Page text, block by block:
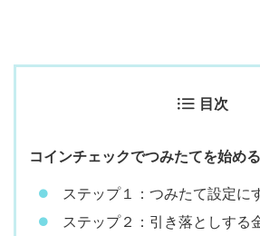
目次
コインチェックでつみたてを始め
ステップ１：つみたて設定に
ステップ２：引き落としする